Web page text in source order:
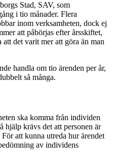
Stad, SAV, som
i tio månader. Flera
inom verksamheten, dock ej
att påbörjas efter årsskiftet,
att det varit mer att göra än man
handla om tio ärenden per år,
så många.
ska komma från individen
hjälp krävs det att personen är
att kunna utreda hur ärendet
av individens